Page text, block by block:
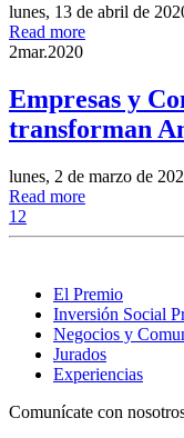
lunes, 13 de abril de
Read more
2mar.2020
Empresas y
transforman
lunes, 2 de marzo de
Read more
1 2
El Premio
Inversión Social
Negocios y
Jurados
Experiencias
Comunícate con